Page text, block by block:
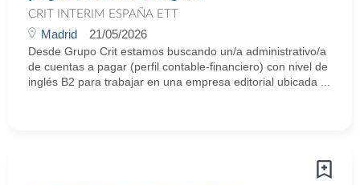
CRIT INTERIM ESPAÑA ETT
Madrid 21/05/2026
Desde Grupo Crit estamos buscando un/a administrativo/a
de cuentas a pagar (perfil contable-financiero) con nivel de
inglés B2 para trabajar en una empresa editorial ubicada ...